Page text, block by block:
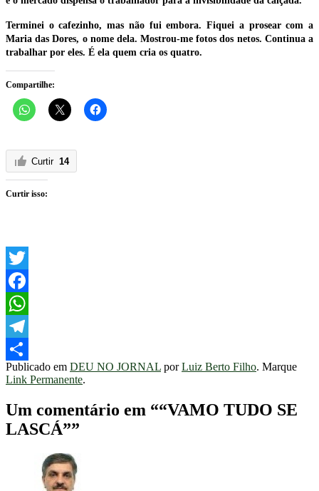
Terminei o cafezinho, mas não fui embora. Fiquei a prosear com a
Maria das Dores, o nome dela. Mostrou-me fotos dos netos. Continua a
trabalhar por eles. É ela quem cria os quatro.
Compartilhe:
Curtir 14
Curtir isso:
Twitter
Facebook
WhatsApp
Telegram
Share
Publicado em DEU NO JORNAL porLuiz Berto Filho. Marque
Link Permanente.
Um comentário em ““VAMO TUDO SE
LASCÁ””